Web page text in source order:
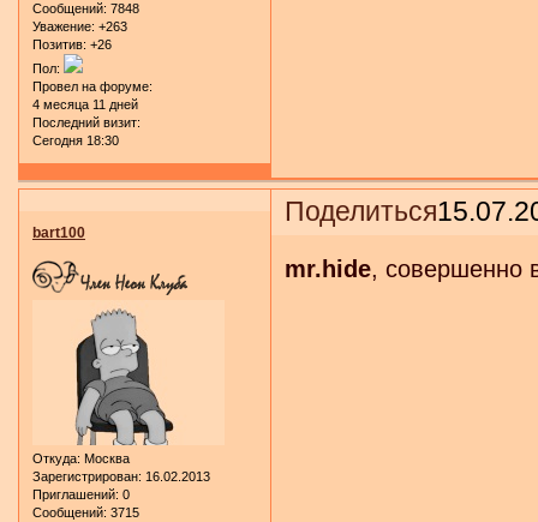
Сообщений: 7848
Уважение: +263
Позитив: +26
Пол:
Провел на форуме:
4 месяца 11 дней
Последний визит:
Сегодня 18:30
Поделиться
bart100
Откуда: Москва
Зарегистрирован: 16.02.2013
Приглашений: 0
Сообщений: 3715
mr.hide, совершенно